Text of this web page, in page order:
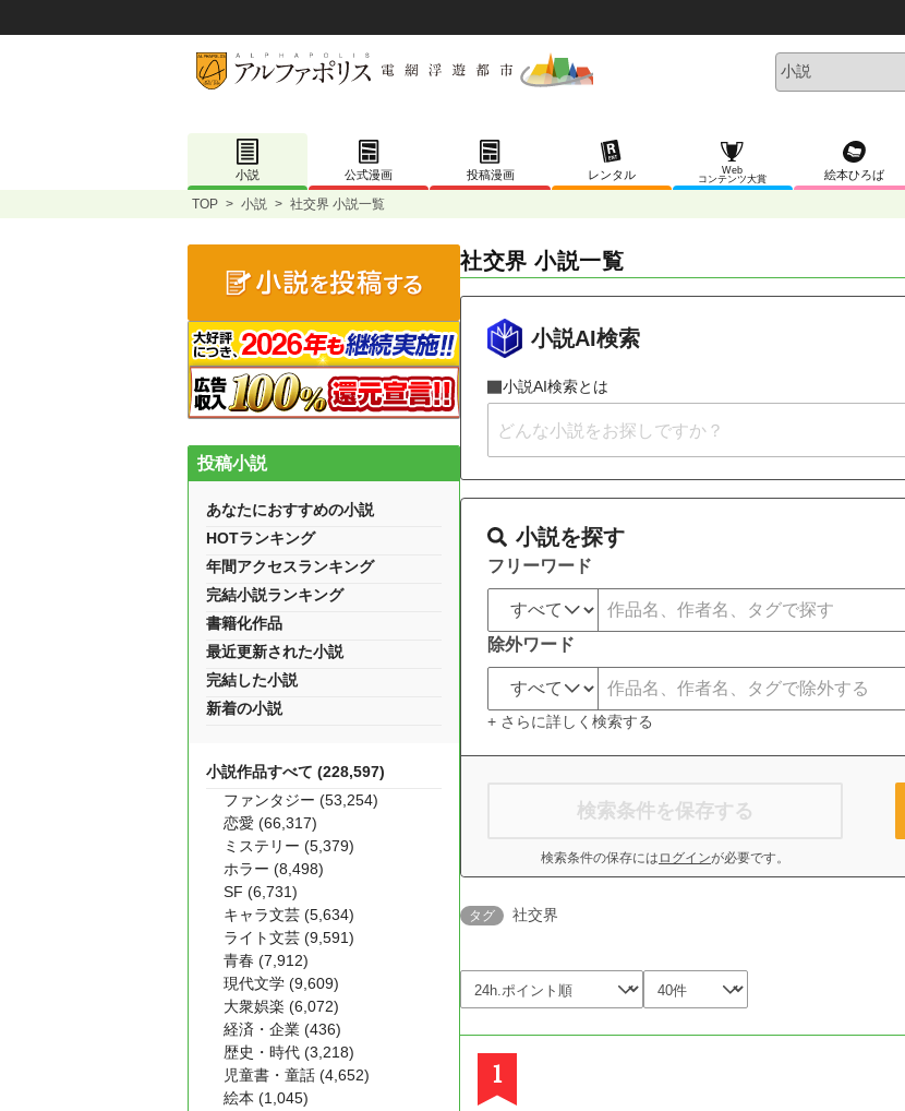
小説 公式漫画 投稿漫画 レンタル
Web
コンテンツ大賞
絵本ひろば
TOP > 小説 > 社交界 小説一覧
社交界 小説一覧
小説AI検索
小説AI検索とは
小説を探す
フリーワード
除外ワード
+ さらに詳しく検索する
検索条件を保存する
検索条件の保存には ログインが必要です。
タグ 社交界
1
投稿小説
あなたにおすすめの小説
HOTランキング
年間アクセスランキング
完結小説ランキング
書籍化作品
最近更新された小説
完結した小説
新着の小説
小説作品すべて (228,597)
ファンタジー (53,254)
恋愛 (66,317)
ミステリー (5,379)
ホラー (8,498)
SF (6,731)
キャラ文芸 (5,634)
ライト文芸 (9,591)
青春 (7,912)
現代文学 (9,609)
大衆娯楽 (6,072)
経済・企業 (436)
歴史・時代 (3,218)
児童書・童話 (4,652)
絵本 (1,045)